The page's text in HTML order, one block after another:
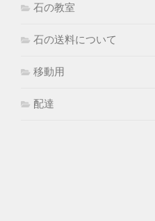
石の教室
石の送料について
移動用
配達